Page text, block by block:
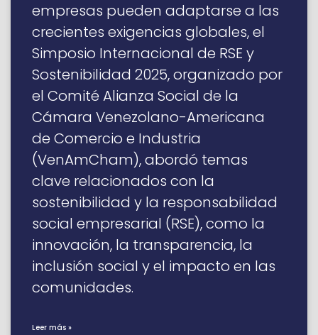
empresas pueden adaptarse a las
crecientes exigencias globales, el
Simposio Internacional de RSE y
Sostenibilidad 2025, organizado por
el Comité Alianza Social de la
Cámara Venezolano-Americana
de Comercio e Industria
(VenAmCham), abordó temas
clave relacionados con la
sostenibilidad y la responsabilidad
social empresarial (RSE), como la
innovación, la transparencia, la
inclusión social y el impacto en las
comunidades.
Leer más »